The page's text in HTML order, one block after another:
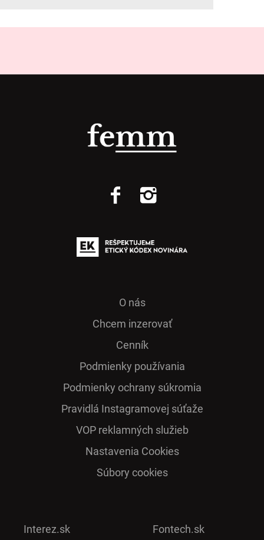
O nás
Chcem inzerovať
Cenník
Podmienky používania
Podmienky ochrany súkromia
Pra­vidlá Ins­ta­gra­mo­vej sú­ťaže
VOP reklamných služieb
Nastavenia Cookies
Súbory cookies
Interez.sk Fontech.sk